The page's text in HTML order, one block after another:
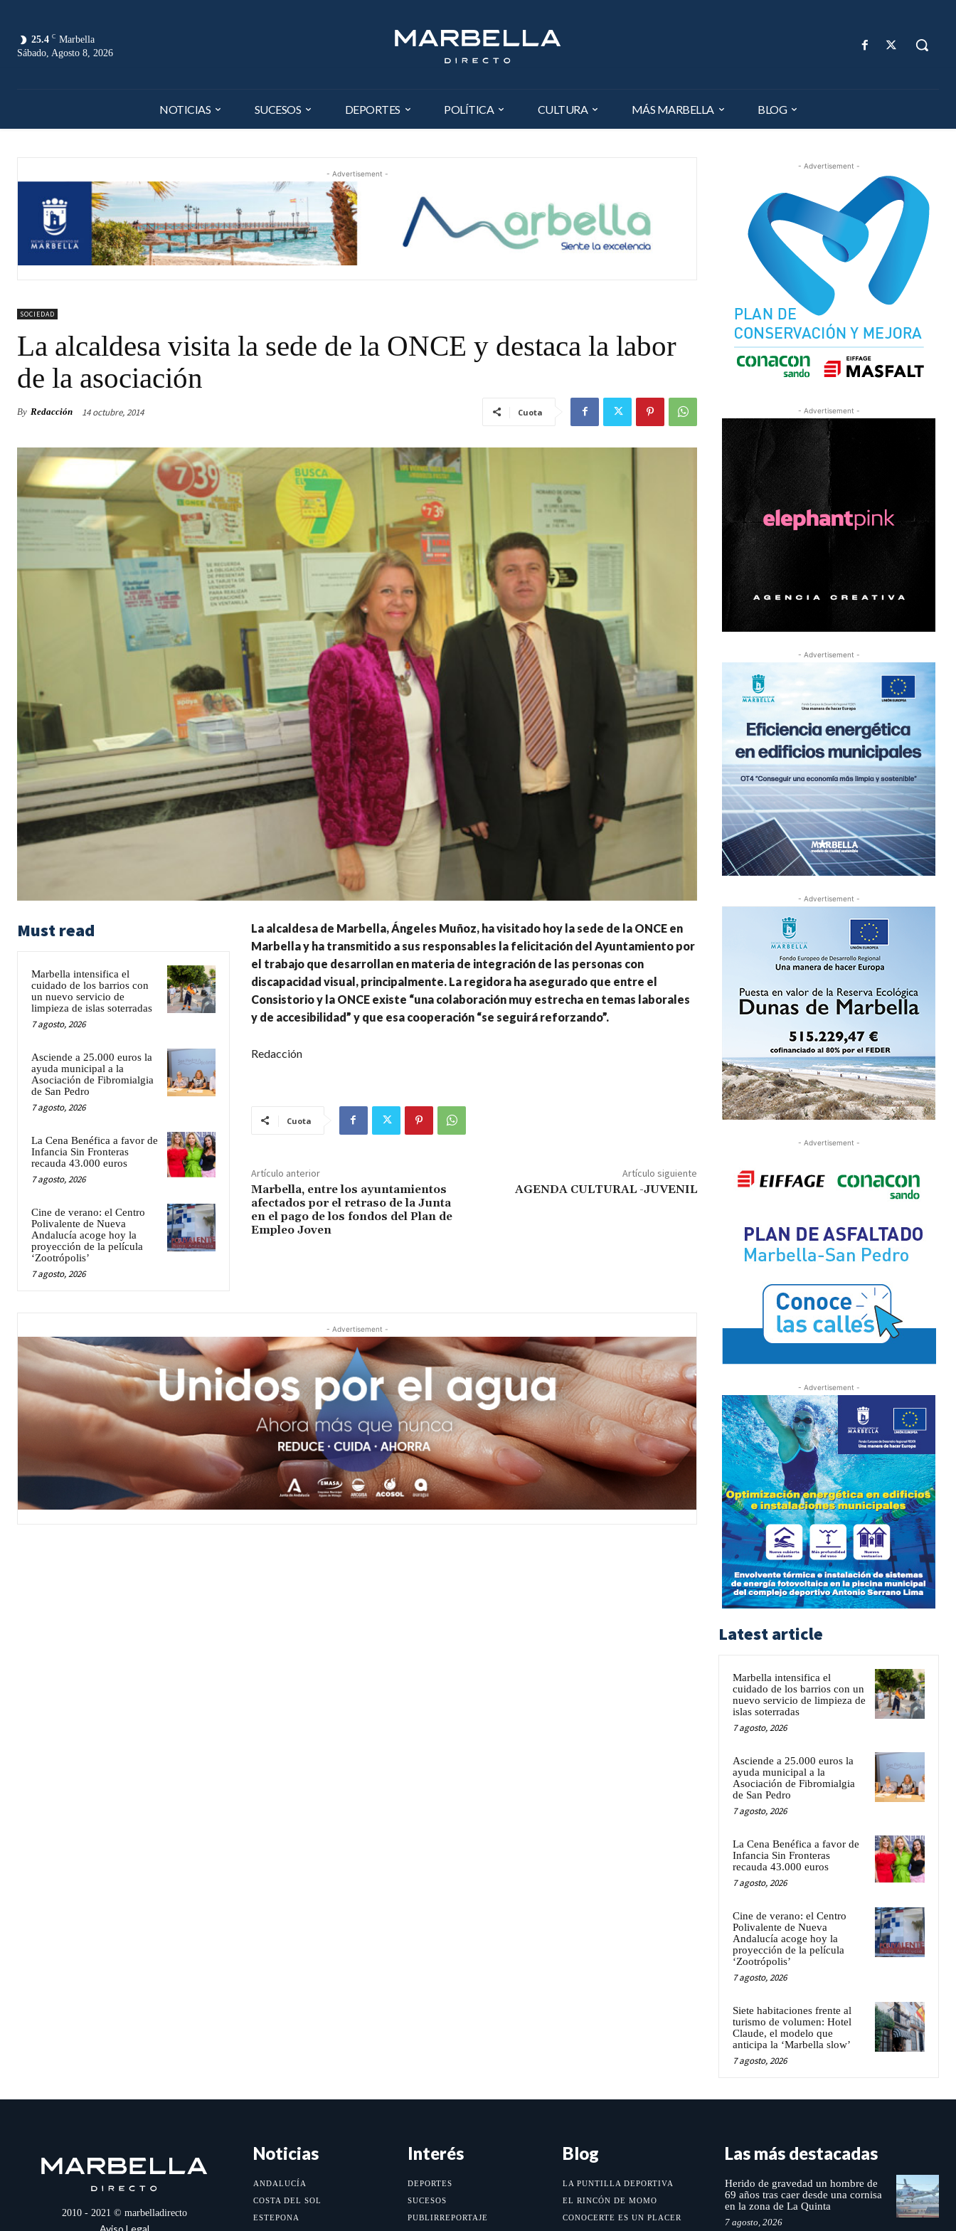
25.4 C Marbella
Sábado, Agosto 8, 2026
NOTICIAS SUCESOS DEPORTES POLÍTICA CULTURA MÁS MARBELLA BLOG
- Advertisement -
SOCIEDAD
La alcaldesa visita la sede de la ONCE y destaca la labor
de la asociación
By Redacción 14 octubre, 2014 Cuota
Must read
Marbella intensifica el
cuidado de los barrios con
un nuevo servicio de
limpieza de islas soterradas
7 agosto, 2026
Asciende a 25.000 euros la
ayuda municipal a la
Asociación de Fibromialgia
de San Pedro
7 agosto, 2026
La Cena Benéfica a favor de
Infancia Sin Fronteras
recauda 43.000 euros
7 agosto, 2026
Cine de verano: el Centro
Polivalente de Nueva
Andalucía acoge hoy la
proyección de la película
‘Zootrópolis’
7 agosto, 2026
La alcaldesa de Marbella, Ángeles Muñoz, ha visitado hoy la sede de la ONCE en
Marbella y ha transmitido a sus responsables la felicitación del Ayuntamiento por
el trabajo que desarrollan en materia de integración de las personas con
discapacidad visual, principalmente. La regidora ha asegurado que entre el
Consistorio y la ONCE existe “una colaboración muy estrecha en temas laborales
y de accesibilidad” y que esa cooperación “se seguirá reforzando”.
Redacción
Cuota
Artículo anterior
Marbella, entre los ayuntamientos
afectados por el retraso de la Junta
en el pago de los fondos del Plan de
Empleo Joven
Artículo siguiente
AGENDA CULTURAL -JUVENIL
- Advertisement -
- Advertisement -
- Advertisement -
- Advertisement -
- Advertisement -
- Advertisement -
- Advertisement -
Latest article
Marbella intensifica el
cuidado de los barrios con un
nuevo servicio de limpieza de
islas soterradas
7 agosto, 2026
Asciende a 25.000 euros la
ayuda municipal a la
Asociación de Fibromialgia
de San Pedro
7 agosto, 2026
La Cena Benéfica a favor de
Infancia Sin Fronteras
recauda 43.000 euros
7 agosto, 2026
Cine de verano: el Centro
Polivalente de Nueva
Andalucía acoge hoy la
proyección de la película
‘Zootrópolis’
7 agosto, 2026
Siete habitaciones frente al
turismo de volumen: Hotel
Claude, el modelo que
anticipa la ‘Marbella slow’
7 agosto, 2026
2010 - 2021 © marbelladirecto
Aviso Legal
Noticias
ANDALUCÍA
COSTA DEL SOL
ESTEPONA
Interés
DEPORTES
SUCESOS
PUBLIRREPORTAJE
Blog
LA PUNTILLA DEPORTIVA
EL RINCÓN DE MOMO
CONOCERTE ES UN PLACER
Las más destacadas
Herido de gravedad un hombre de
69 años tras caer desde una cornisa
en la zona de La Quinta
7 agosto, 2026